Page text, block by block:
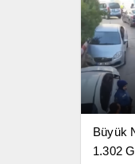
Büyük
1.302